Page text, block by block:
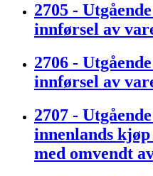
2705 -
innførsel av
2706 -
innførsel av
2707 -
innenlands
med omvendt